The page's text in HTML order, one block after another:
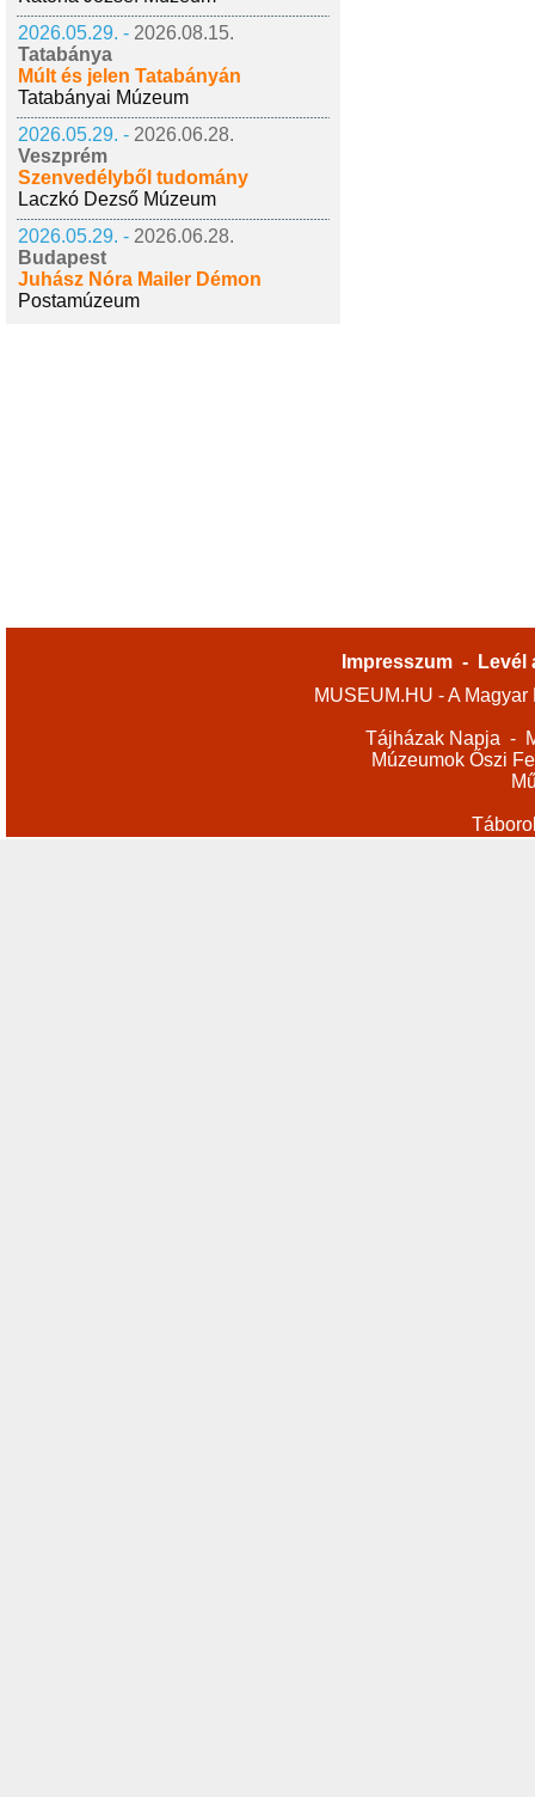
2026.05.29. - 2026.08.15.
Tatabánya
Múlt és jelen Tatabányán
Tatabányai Múzeum
2026.05.29. - 2026.06.28.
Veszprém
Szenvedélyből tudomány
Laczkó Dezső Múzeum
2026.05.29. - 2026.06.28.
Budapest
Juhász Nóra Mailer Démon
Postamúzeum
Impresszum -
Levél
MUSEUM.HU - A
Tájházak Napja -
Múzeumok Őszi